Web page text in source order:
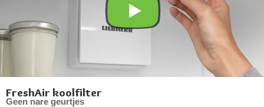
FreshAir koolfilter
Geen nare geurtjes